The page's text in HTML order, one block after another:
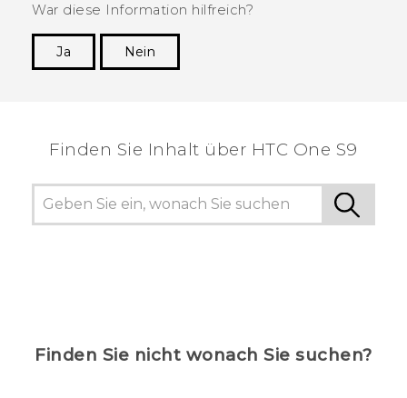
War diese Information hilfreich?
Ja
Nein
Finden Sie Inhalt über‎ HTC One S9
Finden Sie nicht wonach Sie suchen?